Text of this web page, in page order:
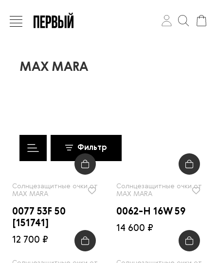
MAX MARA
Фильтр
Солнцезащитные очки от
MAX MARA
0077 53F 50
[151741]
12 700 ₽
Солнцезащитные очки от
MAX MARA
0062-H 16W 59
14 600 ₽